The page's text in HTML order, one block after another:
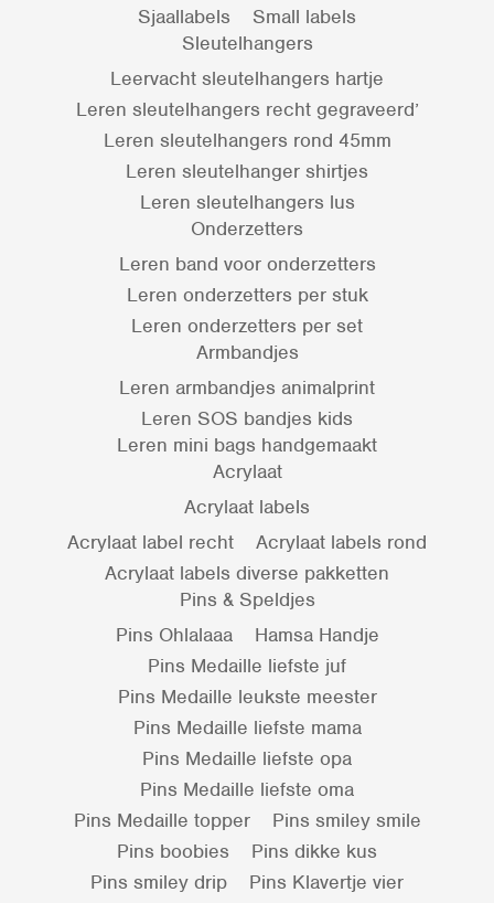
Sjaallabels
Small labels
Sleutelhangers
Leervacht sleutelhangers hartje
Leren sleutelhangers recht gegraveerd’
Leren sleutelhangers rond 45mm
Leren sleutelhanger shirtjes
Leren sleutelhangers lus
Onderzetters
Leren band voor onderzetters
Leren onderzetters per stuk
Leren onderzetters per set
Armbandjes
Leren armbandjes animalprint
Leren SOS bandjes kids
Leren mini bags handgemaakt
Acrylaat
Acrylaat labels
Acrylaat label recht
Acrylaat labels rond
Acrylaat labels diverse pakketten
Pins & Speldjes
Pins Ohlalaaa
Hamsa Handje
Pins Medaille liefste juf
Pins Medaille leukste meester
Pins Medaille liefste mama
Pins Medaille liefste opa
Pins Medaille liefste oma
Pins Medaille topper
Pins smiley smile
Pins boobies
Pins dikke kus
Pins smiley drip
Pins Klavertje vier